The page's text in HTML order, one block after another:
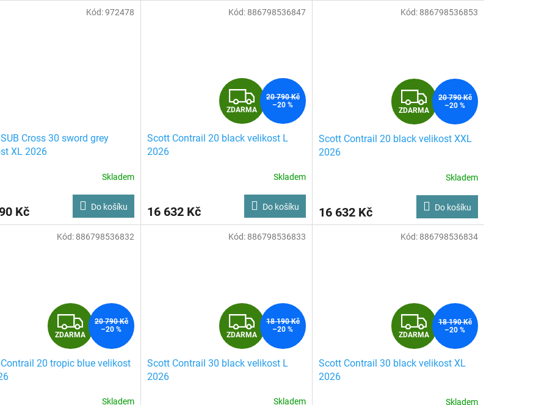
Cross 30 sword grey
XL 2026
Skladem
Kč Do košíku
Kód:972478
Z
D
A
M
A
ZDARMA
20 790 Kč
–20 %
Scott Contrail 20 black velikost L
2026
Skladem
16 632 Kč Do košíku
Kód: 886798536847
Z
D
A
M
A
ZDARMA
20 790 Kč
–20 %
Scott Contrail 20 black velikost XXL
2026
Skladem
16 632 Kč Do košíku
Kód: 886798536853
Z
D
A
ZDARMA
20 790 Kč
–20 %
20 tropic blue velikost
Skladem
Kód: 886798536832
Z
D
A
ZDARMA
18 190 Kč
–20 %
Scott Contrail 30 black velikost L
2026
Skladem
Kód: 886798536833
Z
D
A
ZDARMA
18 190 Kč
–20 %
Scott Contrail 30 black velikost XL
2026
Skladem
Kód: 886798536834